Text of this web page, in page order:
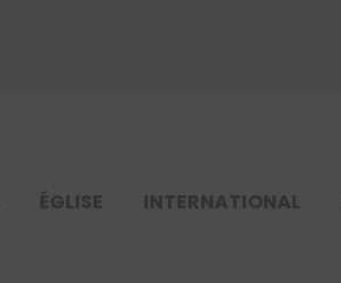
ÉGLISE INTERNATIONAL